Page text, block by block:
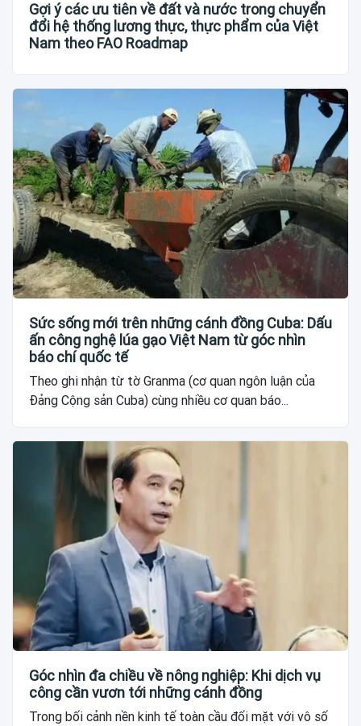
Gợi ý các ưu tiên về đất và nước trong chuyển
đổi hệ thống lương thực, thực phẩm của Việt
Nam theo FAO Roadmap
Sức sống mới trên những cánh đồng Cuba: Dấu
ấn công nghệ lúa gạo Việt Nam từ góc nhìn
báo chí quốc tế
Theo ghi nhận từ tờ Granma (cơ quan ngôn luận của
Đảng Cộng sản Cuba) cùng nhiều cơ quan báo...
Góc nhìn đa chiều về nông nghiệp: Khi dịch vụ
công cần vươn tới những cánh đồng
Trong bối cảnh nền kinh tế toàn cầu đối mặt với vô số